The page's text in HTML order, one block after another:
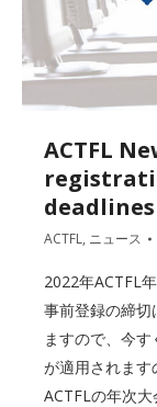
ACTFL
ACTFL, ニュース
2022年ACTFL
事前登録の締切
ますので、今
が適用されます
ACTFLの年次